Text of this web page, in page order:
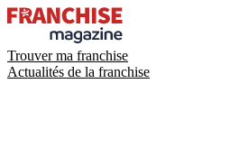
Trouver ma franchise
Actualités de la franchise